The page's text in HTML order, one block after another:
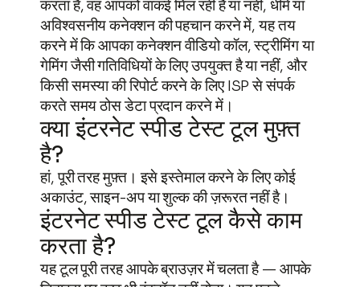
करता है, वह आपको वाकई मिल रही है या नहीं, धीमे या
अविश्वसनीय कनेक्शन की पहचान करने में, यह तय
करने में कि आपका कनेक्शन वीडियो कॉल, स्ट्रीमिंग या
गेमिंग जैसी गतिविधियों के लिए उपयुक्त है या नहीं, और
किसी समस्या की रिपोर्ट करने के लिए ISP से संपर्क
करते समय ठोस डेटा प्रदान करने में।
क्या इंटरनेट स्पीड टेस्ट टूल मुफ़्त
है?
हां, पूरी तरह मुफ़्त। इसे इस्तेमाल करने के लिए कोई
अकाउंट, साइन-अप या शुल्क की ज़रूरत नहीं है।
इंटरनेट स्पीड टेस्ट टूल कैसे काम
करता है?
यह टूल पूरी तरह आपके ब्राउज़र में चलता है — आपके